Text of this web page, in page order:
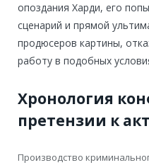
опоздания Харди, его
сценарий и прямой
продюсеров картины,
работу в подобных
Хронология
претензии к
Производство